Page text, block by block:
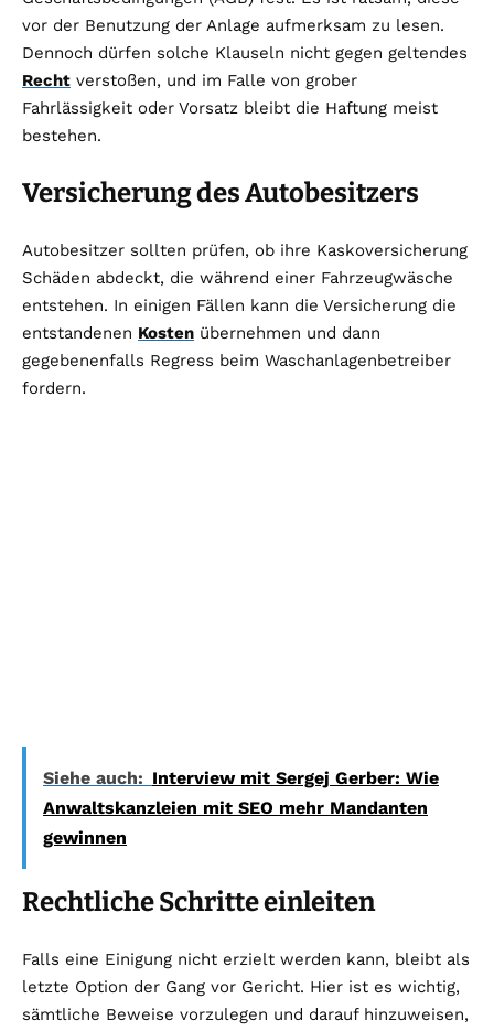
vor der Benutzung der Anlage aufmerksam zu lesen.
Dennoch dürfen solche Klauseln nicht gegen geltendes
Recht verstoßen, und im Falle von grober
Fahrlässigkeit oder Vorsatz bleibt die Haftung meist
bestehen.
Versicherung des Autobesitzers
Autobesitzer sollten prüfen, ob ihre Kaskoversicherung
Schäden abdeckt, die während einer Fahrzeugwäsche
entstehen. In einigen Fällen kann die Versicherung die
entstandenen Kosten übernehmen und dann
gegebenenfalls Regress beim Waschanlagenbetreiber
fordern.
Siehe auch: Interview mit Sergej Gerber: Wie
Anwaltskanzleien mit SEO mehr Mandanten
gewinnen
Rechtliche Schritte einleiten
Falls eine Einigung nicht erzielt werden kann, bleibt als
letzte Option der Gang vor Gericht. Hier ist es wichtig,
sämtliche Beweise vorzulegen und darauf hinzuweisen,